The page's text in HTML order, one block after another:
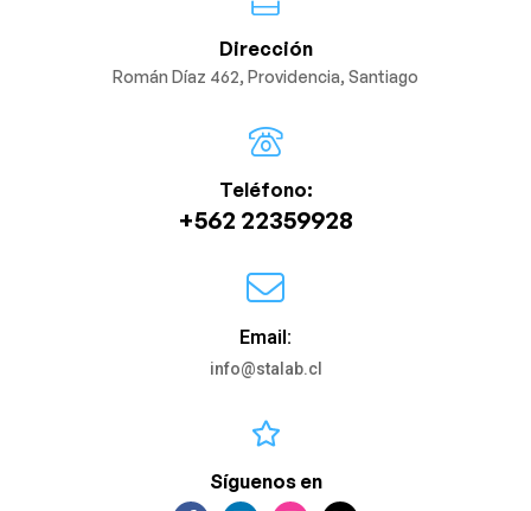
Dirección
Román Díaz 462, Providencia, Santiago
Teléfono:
+562 22359928
Email:
info@stalab.cl
Síguenos en